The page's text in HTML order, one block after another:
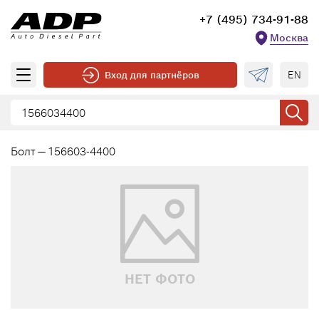
+7 (495) 734-91-88
Москва
Вход для партнёров EN
Болт — 156603-4400
НЕТ ФОТО